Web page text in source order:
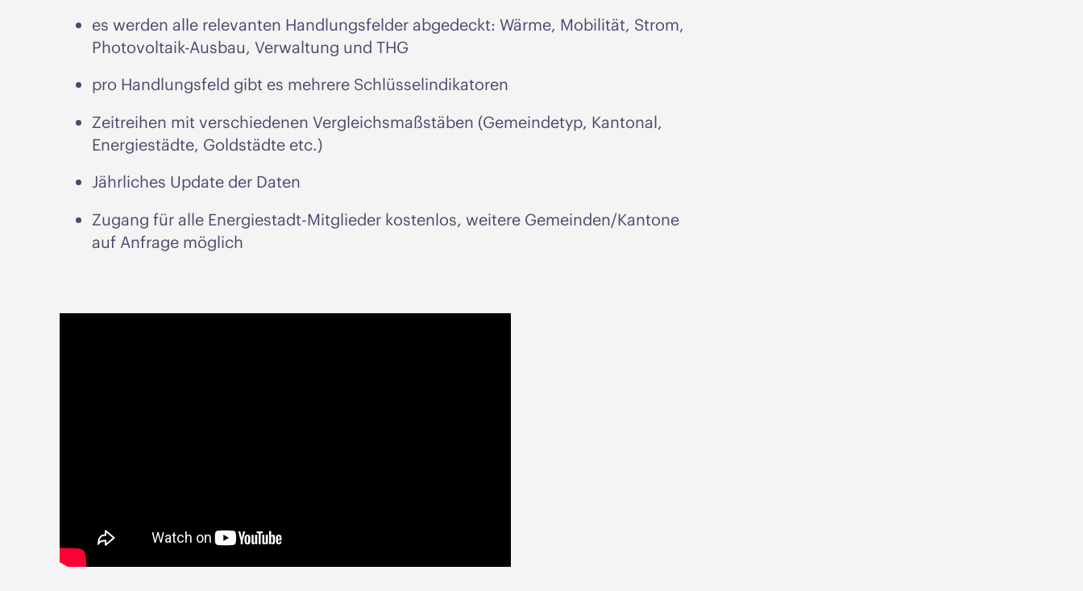
es werden alle relevanten Handlungsfelder abgedeckt: Wärme, Mobilität, Strom,
Photovoltaik-Ausbau, Verwaltung und THG
pro Handlungsfeld gibt es mehrere Schlüsselindikatoren
Zeitreihen mit verschiedenen Vergleichsmaßstäben (Gemeindetyp, Kantonal,
Energiestädte, Goldstädte etc.)
Jährliches Update der Daten
Zugang für alle Energiestadt-Mitglieder kostenlos, weitere Gemeinden/Kantone
auf Anfrage möglich